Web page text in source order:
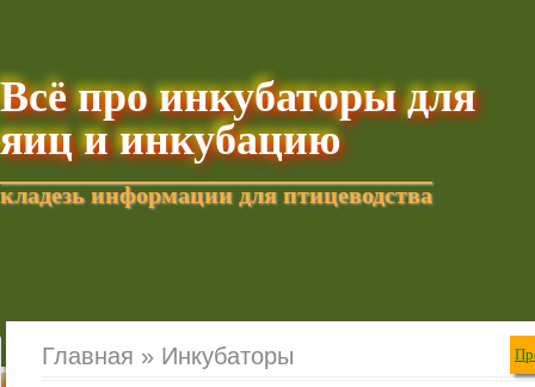
Всё про инкубаторы для
яиц и инкубацию
кладезь информации для птицеводства
Добавить текущую
Главная » Инкубаторы